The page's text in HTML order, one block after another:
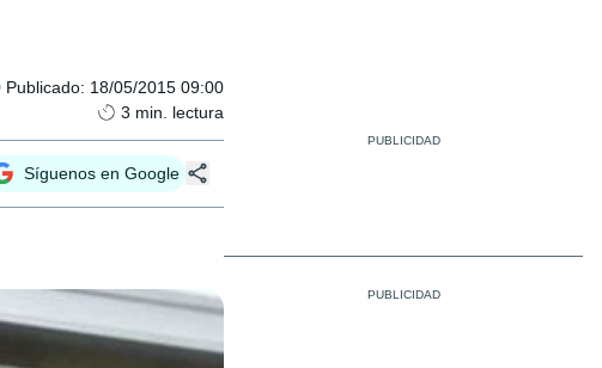
Publicado: 18/05/2015 09:00
3 min. lectura
Síguenos en Google